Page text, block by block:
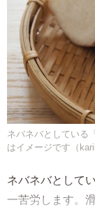
ネバネバとしている
はイメージです（
ネバネバとして
一苦労します。